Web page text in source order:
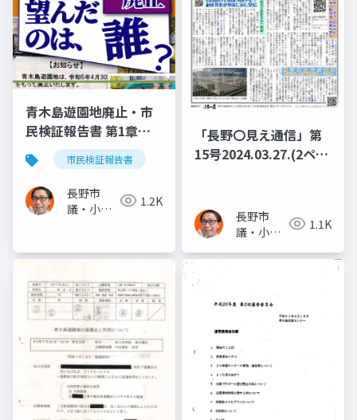
青木島遊園地廃止・市
民検証報告書 第1章
「案」「1軒の苦情→こ
ども公園廃止 望んだの
は、誰?」－－検証: 信
州・長野県 小さな遊園
員会
市民検証報告書
長野市
議・小泉
属)
1.2K
「長野〇見え通信」第
15号2024.03.27.(2ペー
後に「お寺」の意向か
城山駐車場 高額有料化
◆山間部の学校は冷房
に反し発信 経済文教委
員会で陳謝
長野市
議・小泉
パー無所
1.1K